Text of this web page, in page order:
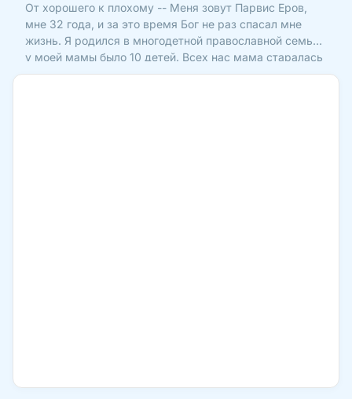
От хорошего к плохому -- Меня зовут Парвис Еров,
мне 32 года, и за это время Бог не раз спасал мне
жизнь. Я родился в многодетной православной семье,
у моей мамы было 10 детей. Всех нас мама старалась
растить хорошими людьми, всегда молилась о нас